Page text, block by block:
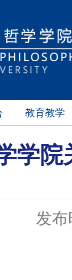
教育教学
学院
发